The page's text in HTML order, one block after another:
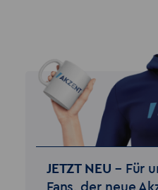
JETZT NEU – Für